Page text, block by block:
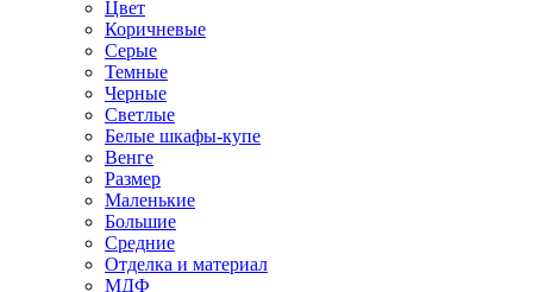
Цвет
Коричневые
Серые
Темные
Черные
Светлые
Белые шкафы-купе
Венге
Размер
Маленькие
Большие
Средние
Отделка и материал
МДФ